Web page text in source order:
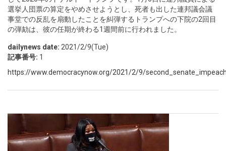
選挙人団票の算定をやめさせようとし、死者も出した連邦議会議
事堂での反乱を扇動したことを糾弾するトランプへの下院の2回目
の弾劾は、彼の任期が終わる1週間前に行われました。
dailynews date: 2021/2/9(Tue)
記事番号: 1
https://www.democracynow.org/2021/2/9/